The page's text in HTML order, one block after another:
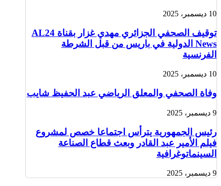
10 ديسمبر، 2025
توقيف الصحفي الجزائري مهدي غزار بقناة AL24
News الدولية في باريس من قبل الشرطة
الفرنسية
10 ديسمبر، 2025
وفاة الصحفي والمعلق الرياضي عبد الحفيظ شايب
9 ديسمبر، 2025
رئيس الجمهورية يترأس اجتماعا خصص لمشروع
فيلم الأمير عبد القادر وبعث قطاع الصناعة
السينماتوغرافية
9 ديسمبر، 2025